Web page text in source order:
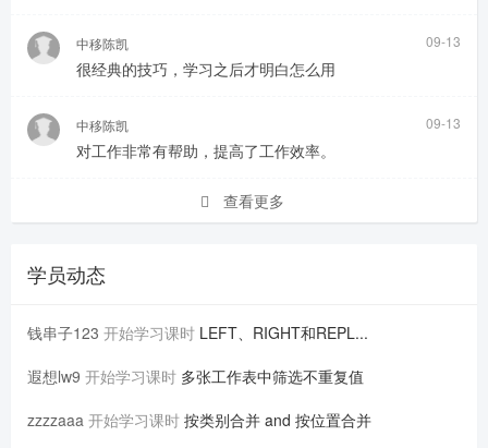
中移陈凯 09-13
很经典的技巧，学习之后才明白怎么用
中移陈凯 09-13
对工作非常有帮助，提高了工作效率。
查看更多
学员动态
钱串子123 开始学习课时 LEFT、RIGHT和REPL...
遐想lw9 开始学习课时 多张工作表中筛选不重复值
zzzzaaa 开始学习课时 按类别合并 and 按位置合并